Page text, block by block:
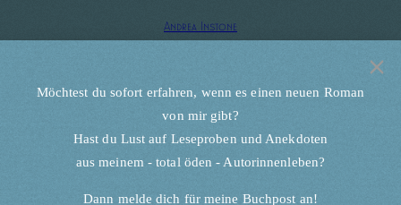
Andrea Instone
Licht & Schatten
×
Möchtest du sofort erfahren, wenn es einen neuen Roman
von mir gibt?
Hast du Lust auf Leseproben und Anekdoten
aus meinem - total öden - Autorinnenleben?
Dann melde dich für meine Buchpost an!